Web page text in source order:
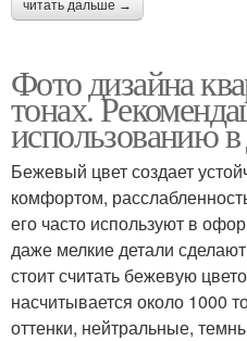
читать дальше →
Фото дизайна
тонах.
использованию в
Бежевый цвет создает
комфортом,
его часто используют в
даже мелкие детали
стоит считать бежевую
насчитывается около 1000
оттенки, нейтральные,